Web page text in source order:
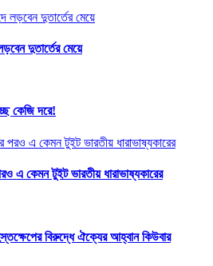
দুতার্তের মেয়ে
কেজি দরে!
এ কেমন টুইট ভারতীয় ধারাভাষ্যকারের
বিরুদ্ধে ঐক্যের আহ্বান কিউবার